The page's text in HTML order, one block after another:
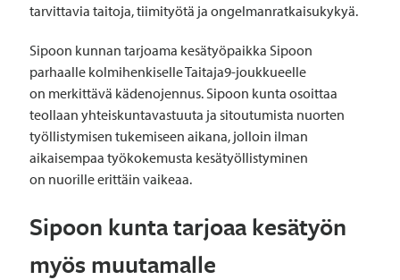
tarvittavia taitoja, tiimityötä ja ongelmanratkaisukykyä.
Sipoon kunnan tarjoama kesätyöpaikka Sipoon
parhaalle kolmihenkiselle Taitaja9-joukkueelle
on merkittävä kädenojennus. Sipoon kunta osoittaa
teollaan yhteiskuntavastuuta ja sitoutumista nuorten
työllistymisen tukemiseen aikana, jolloin ilman
aikaisempaa työkokemusta kesätyöllistyminen
on nuorille erittäin vaikeaa.
Sipoon kunta tarjoaa kesätyön
myös muutamalle